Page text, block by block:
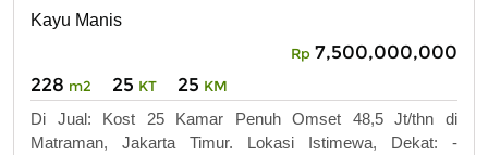
Kayu Manis
Rp 7,500,000,000
228 m2 25 KT 25 KM
Di Jual: Kost 25 Kamar Penuh Omset 48,5 Jt/thn di
Matraman, Jakarta Timur. Lokasi Istimewa, Dekat: -